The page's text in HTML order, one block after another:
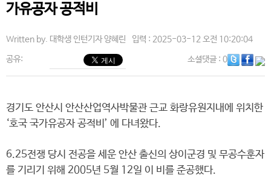
가유공자 공적비
Written by. 대학생 인턴기자 양혜린 입력 : 2025-03-12 오전 10:20:04
공유: 소셜댓글: 0
경기도 안산시 안산산업역사박물관 근교 화랑유원지내에 위치한
‘호국 국가유공자 공적비’ 에 다녀왔다.
6.25전쟁 당시 전공을 세운 안산 출신의 상이군경 및 무공수훈자
를 기리기 위해 2005년 5월 12일 이 비를 준공했다.